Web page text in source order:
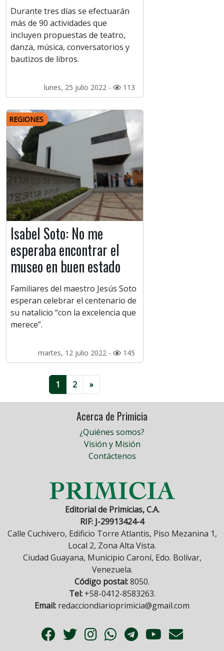
Durante tres días se efectuarán
más de 90 actividades que
incluyen propuestas de teatro,
danza, música, conversatorios y
bautizos de libros.
lunes, 25 julio 2022 - 113
REGIONES
Isabel Soto: No me
esperaba encontrar el
museo en buen estado
Familiares del maestro Jesús Soto
esperan celebrar el centenario de
su natalicio “con la excelencia que
merece”.
martes, 12 julio 2022 - 145
1 2 »
Acerca de Primicia
¿Quiénes somos?
Visión y Misión
Contáctenos
Editorial de Primicias, C.A.
RIF: J-29913424-4
Calle Cuchivero, Edificio Torre Atlantis, Piso Mezanina 1,
Local 2, Zona Alta Vista.
Ciudad Guayana, Municipio Caroní, Edo. Bolívar,
Venezuela.
Código postal:8050.
Tel:+58-0412-8583263.
Email: redacciondiarioprimicia@gmail.com